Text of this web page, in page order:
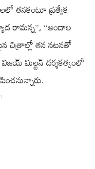
తనకంటూ ప్రత్యేక
రామన్న”, ‘‘అందాల
చిత్రాల్లో తన నటనతో
విజయ్ మిల్టన్ దర్శకత్వంలో